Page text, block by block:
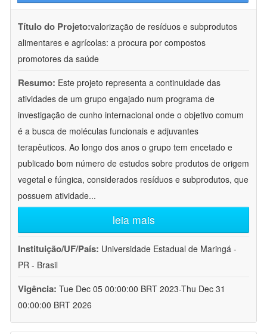
Título do Projeto:valorização de resíduos e subprodutos
alimentares e agrícolas: a procura por compostos
promotores da saúde
Resumo: Este projeto representa a continuidade das
atividades de um grupo engajado num programa de
investigação de cunho internacional onde o objetivo comum
é a busca de moléculas funcionais e adjuvantes
terapêuticos. Ao longo dos anos o grupo tem encetado e
publicado bom número de estudos sobre produtos de origem
vegetal e fúngica, considerados resíduos e subprodutos, que
possuem atividade...
leia mais
Instituição/UF/País: Universidade Estadual de Maringá -
PR - Brasil
Vigência: Tue Dec 05 00:00:00 BRT 2023-Thu Dec 31
00:00:00 BRT 2026